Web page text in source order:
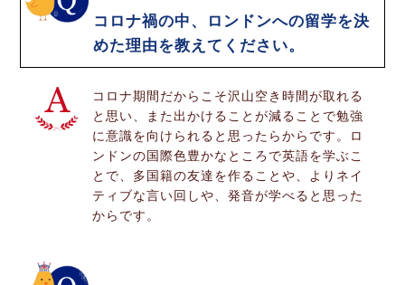
コロナ禍の中、ロンドンへの留学を決
めた理由を教えてください。
コロナ期間だからこそ沢山空き時間が取れる
と思い、また出かけることが減ることで勉強
に意識を向けられると思ったらからです。ロ
ンドンの国際色豊かなところで英語を学ぶこ
とで、多国籍の友達を作ることや、よりネイ
ティブな言い回しや、発音が学べると思った
からです。